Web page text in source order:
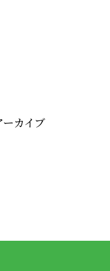
カイブ